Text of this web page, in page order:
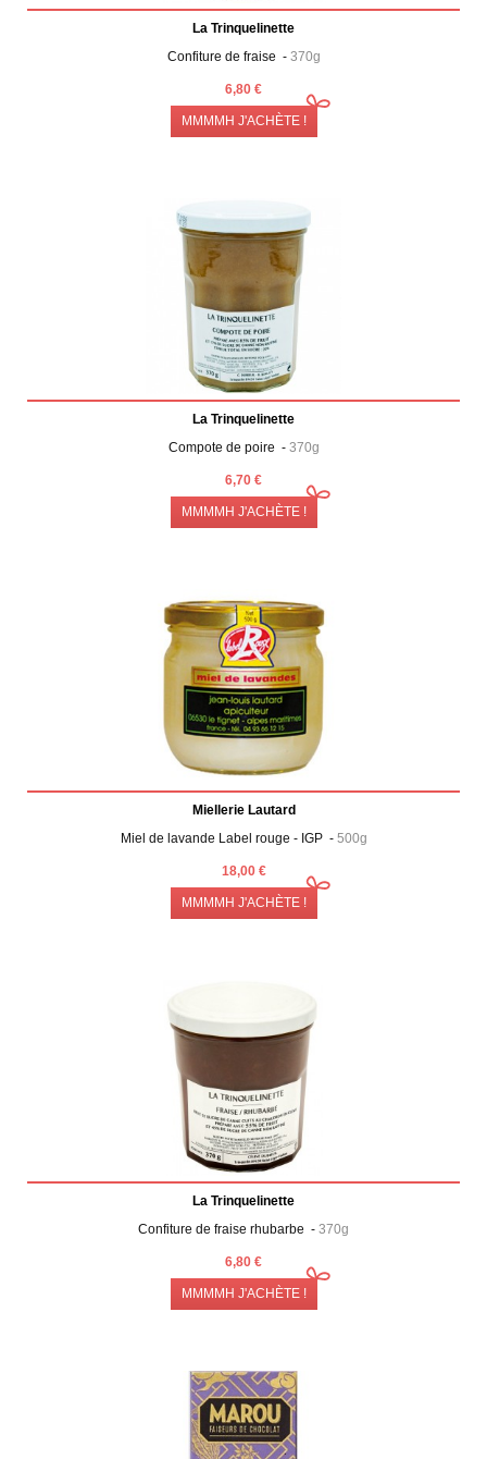
La Trinquelinette
Confiture de fraise - 370g
6,80 €
MMMMH J'ACHÈTE !
La Trinquelinette
Compote de poire - 370g
6,70 €
MMMMH J'ACHÈTE !
Miellerie Lautard
Miel de lavande Label rouge - IGP - 500g
18,00 €
MMMMH J'ACHÈTE !
La Trinquelinette
Confiture de fraise rhubarbe - 370g
6,80 €
MMMMH J'ACHÈTE !